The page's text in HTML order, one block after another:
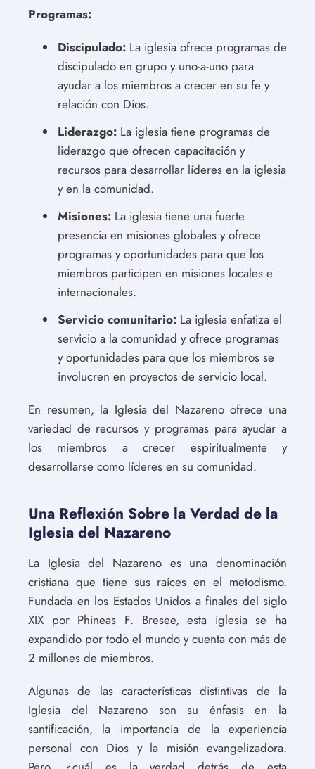
Programas:
Discipulado: La iglesia ofrece programas de
discipulado en grupo y uno-a-uno para
ayudar a los miembros a crecer en su fe y
relación con Dios.
Liderazgo: La iglesia tiene programas de
liderazgo que ofrecen capacitación y
recursos para desarrollar líderes en la iglesia
y en la comunidad.
Misiones: La iglesia tiene una fuerte
presencia en misiones globales y ofrece
programas y oportunidades para que los
miembros participen en misiones locales e
internacionales.
Servicio comunitario: La iglesia enfatiza el
servicio a la comunidad y ofrece programas
y oportunidades para que los miembros se
involucren en proyectos de servicio local.
En resumen, la Iglesia del Nazareno ofrece una
variedad de recursos y programas para ayudar a
los miembros a crecer espiritualmente y
desarrollarse como líderes en su comunidad.
Una Reflexión Sobre la Verdad de la
Iglesia del Nazareno
La Iglesia del Nazareno es una denominación
cristiana que tiene sus raíces en el metodismo.
Fundada en los Estados Unidos a finales del siglo
XIX por Phineas F. Bresee, esta iglesia se ha
expandido por todo el mundo y cuenta con más de
2 millones de miembros.
Algunas de las características distintivas de la
Iglesia del Nazareno son su énfasis en la
santificación, la importancia de la experiencia
personal con Dios y la misión evangelizadora.